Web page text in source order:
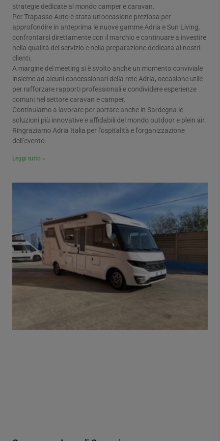
strategie dedicate al mondo camper e caravan.
Per Trapasso Auto è stata un’occasione preziosa per
approfondire in anteprima le nuove gamme Adria e Sun Living,
confrontarsi direttamente con il marchio e continuare a investire
nella qualità del servizio e nella preparazione dedicata ai nostri
clienti.
A margine del meeting si è svolto anche un momento conviviale
insieme ad alcuni concessionari della rete Adria, occasione utile
per rafforzare rapporti professionali e condividere esperienze
comuni nel settore caravan e camper.
Continuiamo a lavorare per portare anche in Sardegna le
soluzioni più innovative e affidabili del mondo outdoor e plein air.
Ringraziamo Adria Italia per l’ospitalità e l’organizzazione
dell’evento.
Leggi tutto »